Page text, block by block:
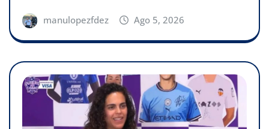
manulopezfdez Ago 5, 2026